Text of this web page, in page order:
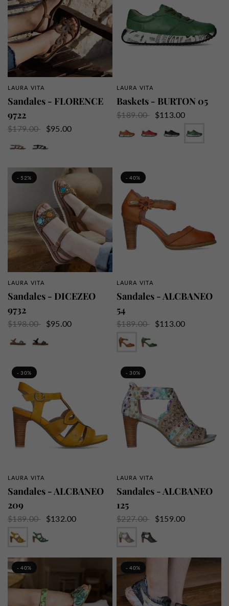
APERÇU RAPIDE
LAURA VITA
Sandales - FLORENCE
9722
$179.00
$95.00
APERÇU RAPIDE
LAURA VITA
Baskets - BURTON 05
$189.00
$113.00
- 52%
APERÇU RAPIDE
LAURA VITA
Sandales - DICEZEO
9732
$198.00
$95.00
- 40%
APERÇU RAPIDE
LAURA VITA
Sandales - ALCBANEO
54
$189.00
$113.00
- 30%
APERÇU RAPIDE
LAURA VITA
Sandales - ALCBANEO
209
$189.00
$132.00
- 30%
APERÇU RAPIDE
LAURA VITA
Sandales - ALCBANEO
125
$227.00
$159.00
- 40% - 40%